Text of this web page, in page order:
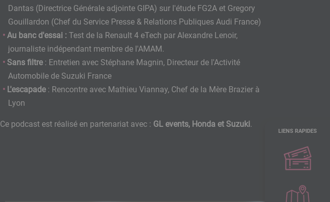
Dantas (Directrice Générale adjointe GIPA) sur l'étude FG2A et Gregory
Gouillardon (Chef du Service Presse & Relations Publiques Audi France)
Au banc d'essai :Test de la Renault 4 eTech par Alexandre Lenoir,
journaliste indépendant membre de l'AMAM.
Sans filtre: Entretien avec Stéphane Magnin, Directeur de l'Activité
Automobile de Suzuki France
L'escapade : Rencontre avec Mathieu Viannay, Chef de la Mère Brazier à
Lyon
Ce podcast est réalisé en partenariat avec : GL events, Honda et Suzuki.
LIENS RAPIDES